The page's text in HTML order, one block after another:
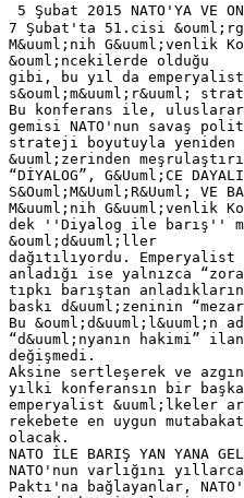
5 Şubat 2015 NATO'YA VE
7 Şubat'ta 51.cisi
M&uuml;nih G&uuml;venlik
&ouml;ncekilerde olduğu
gibi, bu yıl da
s&ouml;m&uuml;r&uuml;
Bu konferans ile,
gemisi NATO'nun savaş
strateji boyutuyla yeniden
&uuml;zerinden
“DİYALOG”, G&Uuml;CE
S&Ouml;M&Uuml;R&Uuml; VE
M&uuml;nih G&uuml;venlik
dek ''Diyalog ile barış''
&ouml;d&uuml;ller
dağıtılıyordu. Emperyalist
anladığı ise yalnızca
tıpkı barıştan
baskı d&uuml;zeninin
Bu &ouml;d&uuml;l&uuml;n
“d&uuml;nyanın hakimi”
değişmedi.
Aksine sertleşerek ve
yılki konferansın bir
emperyalist &uuml;lkeler
rekebete en uygun
olacak.
NATO İLE BARIŞ YAN YANA
NATO'nun varlığını
Paktı'na bağlayanlar,